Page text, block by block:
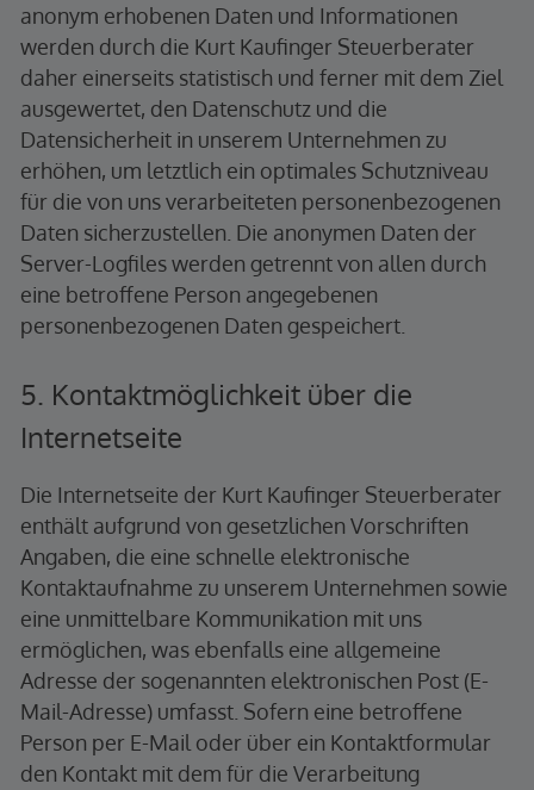
anonym erhobenen Daten und Informationen
werden durch die Kurt Kaufinger Steuerberater
daher einerseits statistisch und ferner mit dem Ziel
ausgewertet, den Datenschutz und die
Datensicherheit in unserem Unternehmen zu
erhöhen, um letztlich ein optimales Schutzniveau
für die von uns verarbeiteten personenbezogenen
Daten sicherzustellen. Die anonymen Daten der
Server-Logfiles werden getrennt von allen durch
eine betroffene Person angegebenen
personenbezogenen Daten gespeichert.
5. Kontaktmöglichkeit über die
Internetseite
Die Internetseite der Kurt Kaufinger Steuerberater
enthält aufgrund von gesetzlichen Vorschriften
Angaben, die eine schnelle elektronische
Kontaktaufnahme zu unserem Unternehmen sowie
eine unmittelbare Kommunikation mit uns
ermöglichen, was ebenfalls eine allgemeine
Adresse der sogenannten elektronischen Post (E-
Mail-Adresse) umfasst. Sofern eine betroffene
Person per E-Mail oder über ein Kontaktformular
den Kontakt mit dem für die Verarbeitung